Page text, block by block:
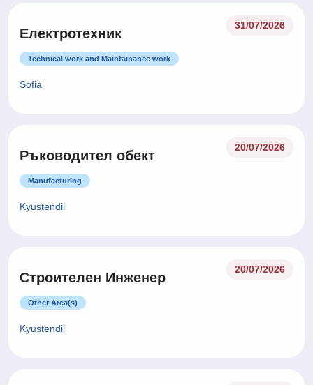
Електротехник
31/07/2026
Technical work and Maintainance work
Sofia
Ръководител обект
20/07/2026
Manufacturing
Kyustendil
Строителен Инженер
20/07/2026
Other Area(s)
Kyustendil